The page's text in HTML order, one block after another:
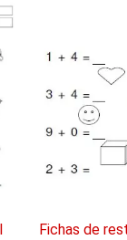
Fichas de